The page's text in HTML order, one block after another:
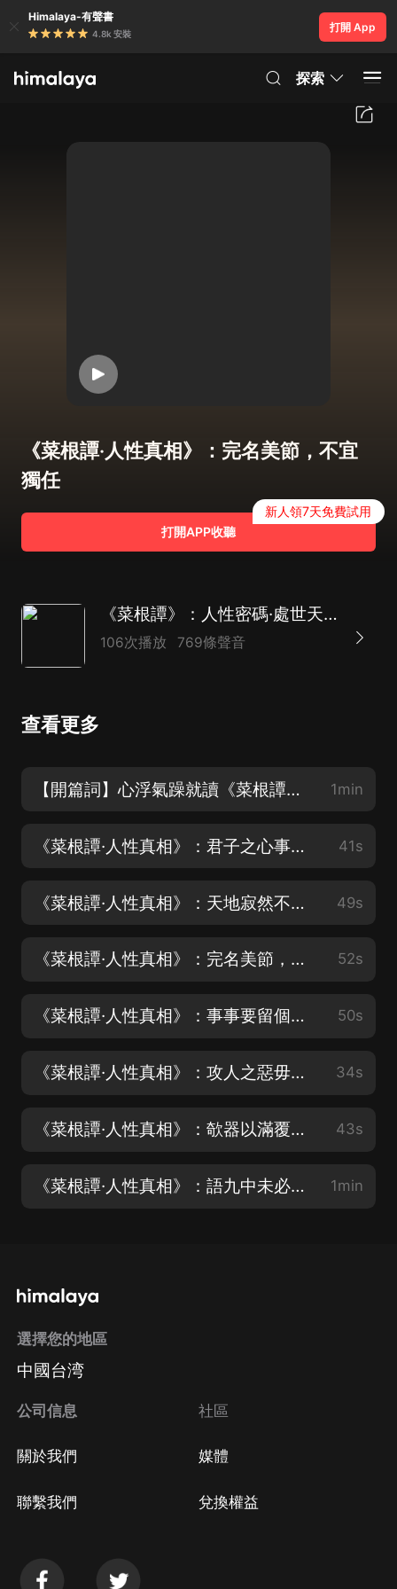
Himalaya-有聲書
4.8k 安裝
打開 App
探索
《菜根譚·人性真相》：完名美節，不宜
獨任
打開APP收聽
新人領7天免費試用
《菜根譚》：人性密碼·處世天機｜曾仕強推薦
106次播放 769條聲音
查看更多
【開篇詞】心浮氣躁就讀《菜根譚》，雜念立消，萬事可成 1min
《菜根譚·人性真相》：君子之心事，天青日白 41s
《菜根譚·人性真相》：天地寂然不動，而氣機無息少停 49s
《菜根譚·人性真相》：完名美節，不宜獨任 52s
《菜根譚·人性真相》：事事要留個有余不儘的意思 50s
《菜根譚·人性真相》：攻人之惡毋太嚴 34s
《菜根譚·人性真相》：欹器以滿覆，撲滿以空全 43s
《菜根譚·人性真相》：語九中未必稱奇 1min
選擇您的地區
中國台湾
公司信息
關於我們
聯繫我們
社區
媒體
兌換權益